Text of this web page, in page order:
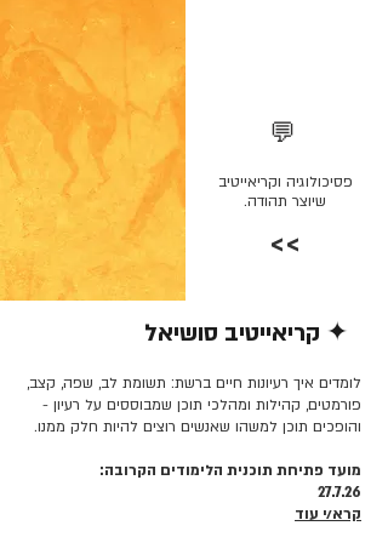
💬
פסיכולוגיה וקריאייטיב
שיוצר תהודה.
>>
✦ קריאייטיב סושיאל
לומדים איך רעיונות חיים ברשת: תשומת לב, שפה, קצב,
פורמטים, קהילות ומהלכי תוכן שמבוססים על רעיון -
והופכים תוכן למשהו שאנשים רוצים להיות חלק ממנו.
מועד פתיחת תוכנית הלימודים הקרובה:
27.7.26
קרא/י עוד